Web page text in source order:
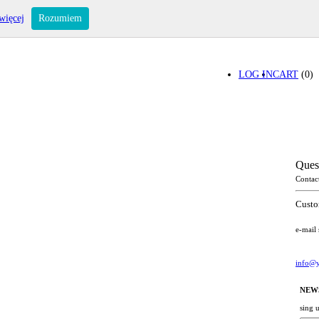
CART (0)
LOG IN
e-mail
sing
Rozumiem